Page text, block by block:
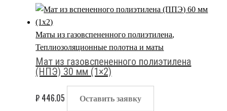
Маты из газовспененного полиэтилена,
Теплиозоляционные полотна и маты
Мат из газовспененного полиэтилена
(НПЭ) 30 мм (1×2)
₽ 446.05 Оставить заявку